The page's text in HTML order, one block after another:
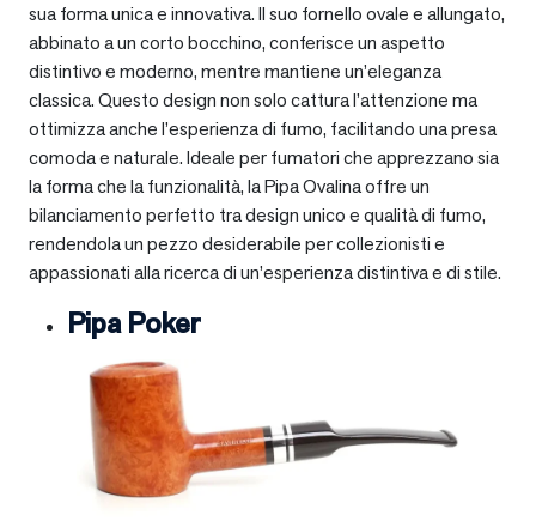
sua forma unica e innovativa. Il suo fornello ovale e allungato,
abbinato a un corto bocchino, conferisce un aspetto
distintivo e moderno, mentre mantiene un’eleganza
classica. Questo design non solo cattura l’attenzione ma
ottimizza anche l’esperienza di fumo, facilitando una presa
comoda e naturale. Ideale per fumatori che apprezzano sia
la forma che la funzionalità, la Pipa Ovalina offre un
bilanciamento perfetto tra design unico e qualità di fumo,
rendendola un pezzo desiderabile per collezionisti e
appassionati alla ricerca di un’esperienza distintiva e di stile.
Pipa Poker